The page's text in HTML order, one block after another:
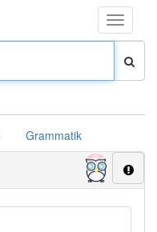
Toggle
Grammatik